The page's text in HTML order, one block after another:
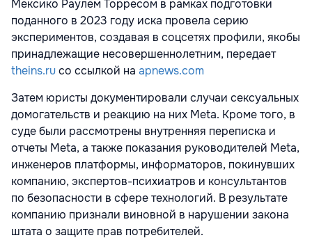
Мексико Раулем Торресом в рамках подготовки
поданного в 2023 году иска провела серию
экспериментов, создавая в соцсетях профили, якобы
принадлежащие несовершеннолетним, передает
theins.ruсо ссылкой на apnews.com
Затем юристы документировали случаи сексуальных
домогательств и реакцию на них Meta. Кроме того, в
суде были рассмотрены внутренняя переписка и
отчеты Meta, а также показания руководителей Meta,
инженеров платформы, информаторов, покинувших
компанию, экспертов-психиатров и консультантов
по безопасности в сфере технологий. В результате
компанию признали виновной в нарушении закона
штата о защите прав потребителей.